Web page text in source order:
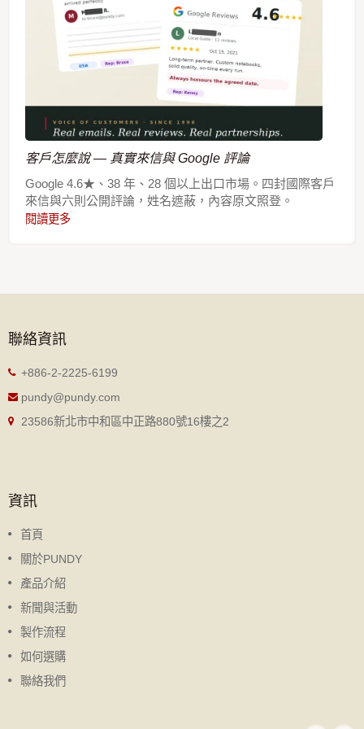
客戶怎麼說 — 真實來信與 Google 評論
Google 4.6★、38 年、28 個以上出口市場。四封國際客戶
來信與六則公開評論，姓名遮蔽，內容原文照登。
閱讀更多
聯絡資訊
+886-2-2225-6199
pundy@pundy.com
23586新北市中和區中正路880號16樓之2
資訊
首頁
關於PUNDY
產品介紹
新聞與活動
製作流程
如何選購
聯絡我們